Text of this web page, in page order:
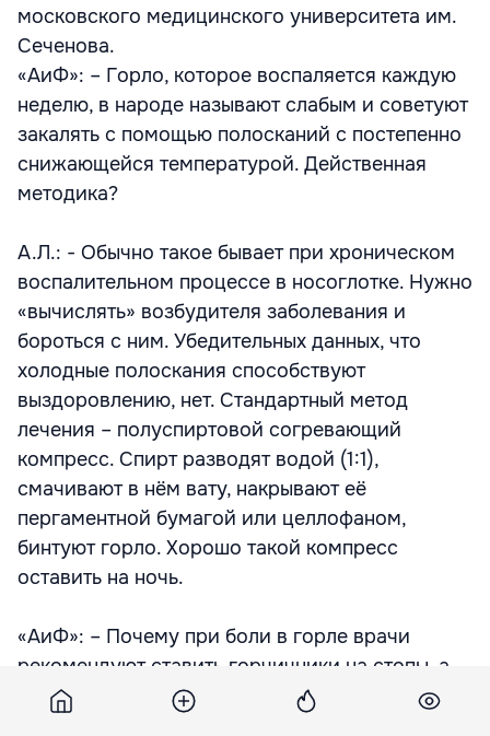
московского медицинского университета им.
Сеченова.
«АиФ»: – Горло, которое воспаляется каждую
неделю, в народе называют слабым и советуют
закалять с помощью полосканий с постепенно
снижающейся температурой. Действенная
методика?
А.Л.: - Обычно такое бывает при хроническом
воспалительном процессе в носоглотке. Нужно
«вычислять» возбудителя заболевания и
бороться с ним. Убедительных данных, что
холодные полоскания способствуют
выздоровлению, нет. Стандартный метод
лечения – полуспиртовой согревающий
компресс. Спирт разводят водой (1:1),
смачивают в нём вату, накрывают её
пергаментной бумагой или целлофаном,
бинтуют горло. Хорошо такой компресс
оставить на ночь.
«АиФ»: – Почему при боли в горле врачи
рекомендуют ставить горчичники на стопы, а
не на шею?